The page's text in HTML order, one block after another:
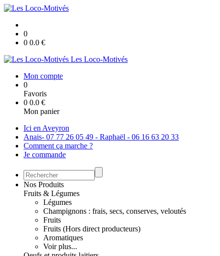
0
0 0.0 €
Les Loco-Motivés
Mon compte
0
Favoris
0 0.0 €
Mon panier
Ici en Aveyron
Anais- 07 77 26 05 49 - Raphaël - 06 16 63 20 33
Comment ça marche ?
Je commande
Nos Produits
Fruits & Légumes
Légumes
Champignons : frais, secs, conserves, veloutés
Fruits
Fruits (Hors direct producteurs)
Aromatiques
Voir plus...